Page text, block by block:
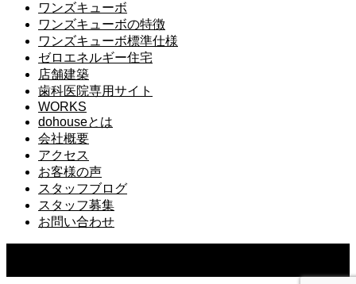
ワンズキューボ
ワンズキューボの特徴
ワンズキューボ標準仕様
ゼロエネルギー住宅
店舗建築
歯科医院専用サイト
WORKS
dohouseとは
会社概要
アクセス
お客様の声
スタッフブログ
スタッフ募集
お問い合わせ